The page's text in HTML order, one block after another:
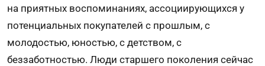
на приятных воспо­минаниях, ассоциирующихся у
потенциальных покупателей с прошлым, с
молодостью, юностью, с детством, с
беззаботностью. Люди старшего поколения сейчас